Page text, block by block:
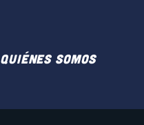
Quiénes somos